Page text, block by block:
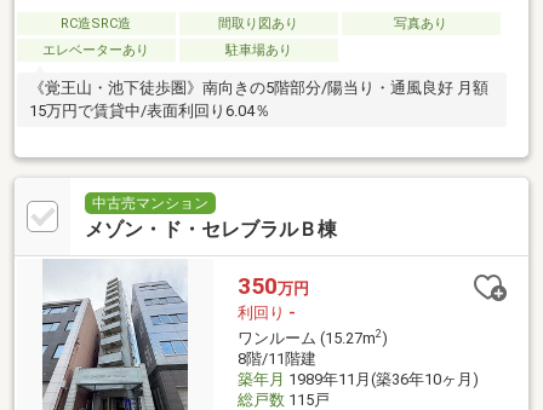
RC造SRC造 間取り図あり
写真あり
エレベーターあり
駐車場あり
《覚王山・池下徒歩圏》南向きの5階部分/陽当り・通風良好 月額
15万円で賃貸中/表面利回り6.04％
中古売マンション
メゾン・ド・セレブラルＢ棟
350万円
利回り -
ワンルーム (15.27m2)
8階/11階建
築年月 1989年11月(築36年10ヶ月)
総戸数115戸